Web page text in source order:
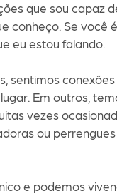
que sou capaz
conheço. Se você
eu estou falando.
sentimos
Em outros,
vezes
ou
e podemos